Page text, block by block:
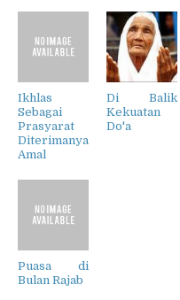
Ikhlas
Sebagai
Prasyarat
Diterimanya
Amal
Di Balik
Kekuatan
Do'a
Puasa di
Bulan Rajab